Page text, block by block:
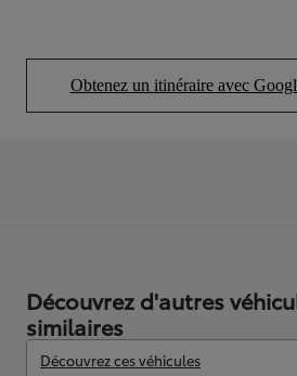
Obtenez un itinéraire avec
(Opens in
Découvrez d'autres
similaires
Découvrez ces véhicules